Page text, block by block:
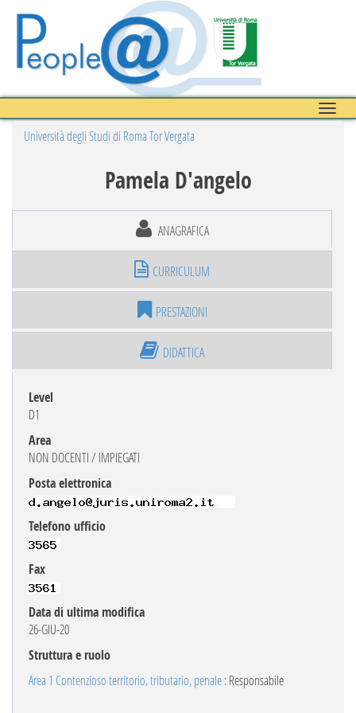
Toggle
Università degli Studi di Roma Tor Vergata
Pamela D'angelo
ANAGRAFICA
CURRICULUM
PRESTAZIONI
DIDATTICA
Level
D1
Area
NON DOCENTI / IMPIEGATI
Posta elettronica
Telefono ufficio
Fax
Data di ultima modifica
26-GIU-20
Struttura e ruolo
Area 1 Contenzioso territorio, tributario, penale: Responsabile